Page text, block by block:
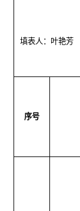
填表人：叶艳芳
序号